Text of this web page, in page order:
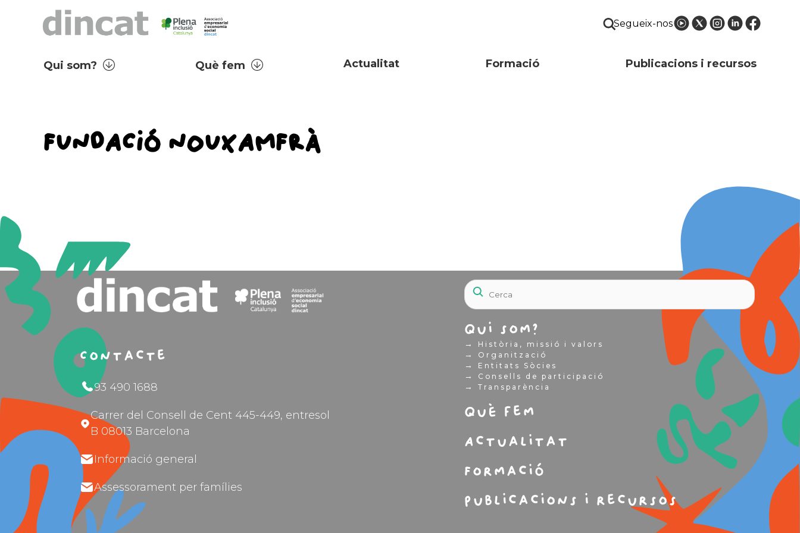
Segueix-nos
Qui som? Què fem Actualitat Formació Publicacions i recursos
FUNDACIÓ NOUXAMFRÀ
Contacte
93 490 1688
Carrer del Consell de Cent 445-449, entresol
B 08013 Barcelona
Informació general
Assessorament per famílies
Qui som?
→ Història, missió i valors
→ Organització
→ Entitats Sòcies
→ Consells de participació
→ Transparència
Què fem
Actualitat
Formació
Publicacions i recursos